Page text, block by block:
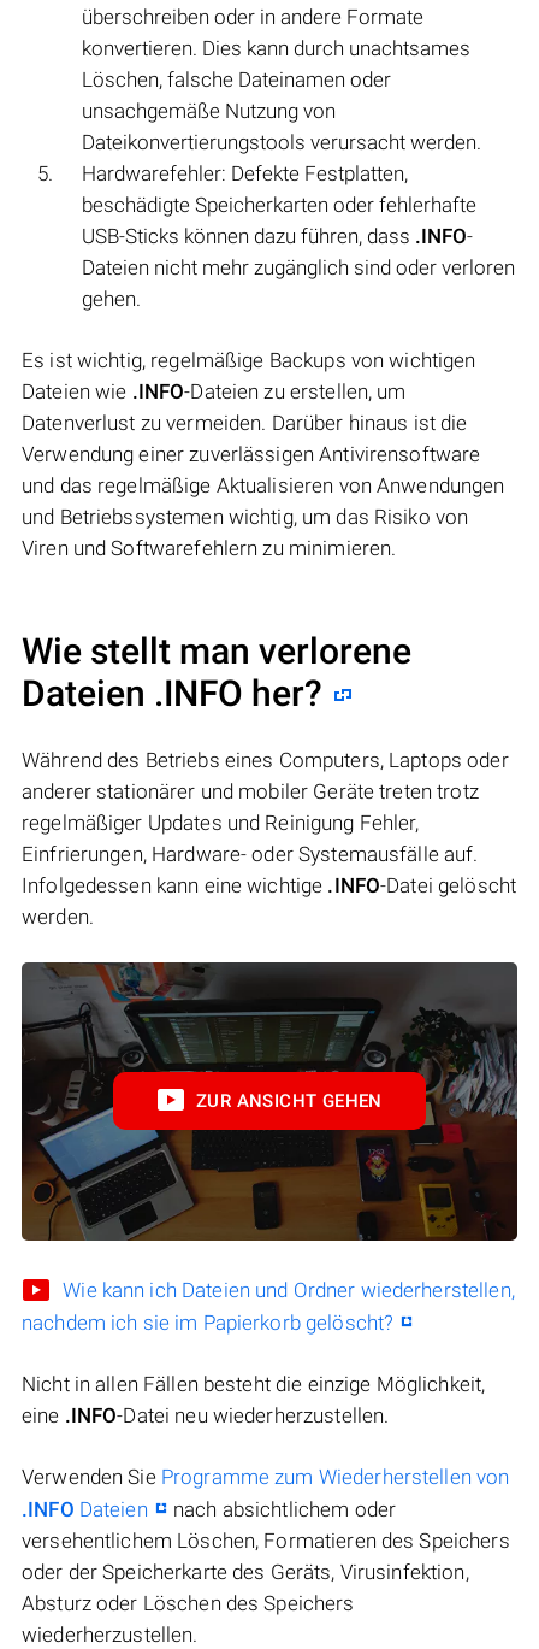
überschreiben oder in andere Formate
konvertieren. Dies kann durch unachtsames
Löschen, falsche Dateinamen oder
unsachgemäße Nutzung von
Dateikonvertierungstools verursacht werden.
Hardwarefehler: Defekte Festplatten,
beschädigte Speicherkarten oder fehlerhafte
USB-Sticks können dazu führen, dass .INFO-
Dateien nicht mehr zugänglich sind oder verloren
gehen.
Es ist wichtig, regelmäßige Backups von wichtigen
Dateien wie .INFO-Dateien zu erstellen, um
Datenverlust zu vermeiden. Darüber hinaus ist die
Verwendung einer zuverlässigen Antivirensoftware
und das regelmäßige Aktualisieren von Anwendungen
und Betriebssystemen wichtig, um das Risiko von
Viren und Softwarefehlern zu minimieren.
Wie stellt man verlorene
Dateien .INFO her?
Während des Betriebs eines Computers, Laptops oder
anderer stationärer und mobiler Geräte treten trotz
regelmäßiger Updates und Reinigung Fehler,
Einfrierungen, Hardware- oder Systemausfälle auf.
Infolgedessen kann eine wichtige .INFO-Datei gelöscht
werden.
ZUR ANSICHT GEHEN
Wie kann ich Dateien und Ordner wiederherstellen,
nachdem ich sie im Papierkorb gelöscht?
Nicht in allen Fällen besteht die einzige Möglichkeit,
eine .INFO-Datei neu wiederherzustellen.
Verwenden Sie Programme zum Wiederherstellen von
.INFO Dateien
nach absichtlichem oder
versehentlichem Löschen, Formatieren des Speichers
oder der Speicherkarte des Geräts, Virusinfektion,
Absturz oder Löschen des Speichers
wiederherzustellen.